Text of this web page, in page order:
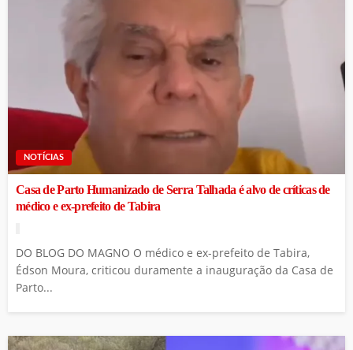
NOTÍCIAS
Casa de Parto Humanizado de Serra Talhada é alvo de críticas de
médico e ex-prefeito de Tabira
DO BLOG DO MAGNO O médico e ex-prefeito de Tabira,
Édson Moura, criticou duramente a inauguração da Casa de
Parto...